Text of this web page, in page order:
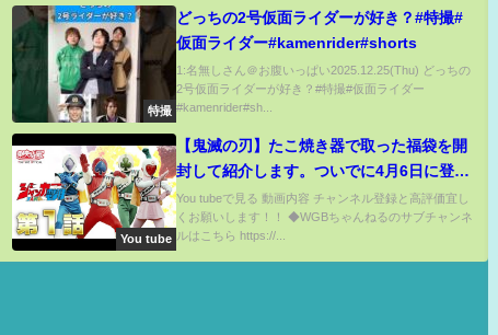
特撮
どっちの2号仮面ライダーが好き？#特撮#
仮面ライダー#kamenrider#shorts
1:名無しさん＠お腹いっぱい2025.12.25(Thu) どっちの
2号仮面ライダーが好き？#特撮#仮面ライダー
#kamenrider#sh...
You tube
【鬼滅の刃】たこ焼き器で取った福袋を開
封して紹介します。ついでに4月6日に登場
したプライズ品も紹介します。
You tubeで見る 動画内容 チャンネル登録と高評価宜し
くお願いします！！ ◆WGBちゃんねるのサブチャンネ
ルはこちら https://...